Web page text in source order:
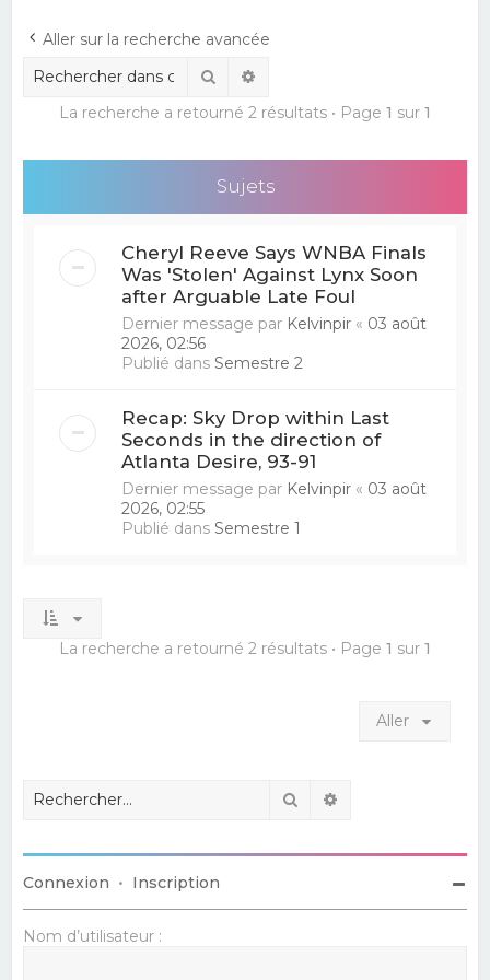
Aller sur la recherche avancée
Rechercher
La recherche a retourné 2 résultats • Page 1 sur 1
Sujets
Cheryl Reeve Says WNBA Finals
Was 'Stolen' Against Lynx Soon
after Arguable Late Foul
Dernier message par Kelvinpir « 03 août
2026, 02:56
Publié dansSemestre 2
Recap: Sky Drop within Last
Seconds in the direction of
Atlanta Desire, 93-91
Dernier message par Kelvinpir « 03 août
2026, 02:55
Publié dansSemestre 1
La recherche a retourné 2 résultats • Page 1 sur 1
Aller
Rechercher
Connexion • Inscription
Nom d’utilisateur :